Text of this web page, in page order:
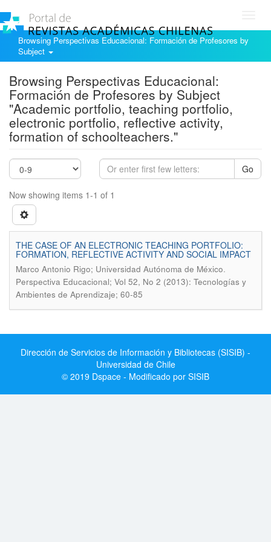
Browsing Perspectivas Educacional: Formación de Profesores by
Subject
Browsing Perspectivas Educacional:
Formación de Profesores by Subject
"Academic portfolio, teaching portfolio,
electronic portfolio, reflective activity,
formation of schoolteachers."
Go
Now showing items 1-1 of 1
THE CASE OF AN ELECTRONIC TEACHING PORTFOLIO:
FORMATION, REFLECTIVE ACTIVITY AND SOCIAL IMPACT
Marco Antonio Rigo; Universidad Autónoma de México.
Perspectiva Educacional; Vol 52, No 2 (2013): Tecnologías y
Ambientes de Aprendizaje; 60-85
Dirección de Servicios de Información y Bibliotecas (SISIB) -
Universidad de Chile
© 2019 Dspace - Modificado por SISIB